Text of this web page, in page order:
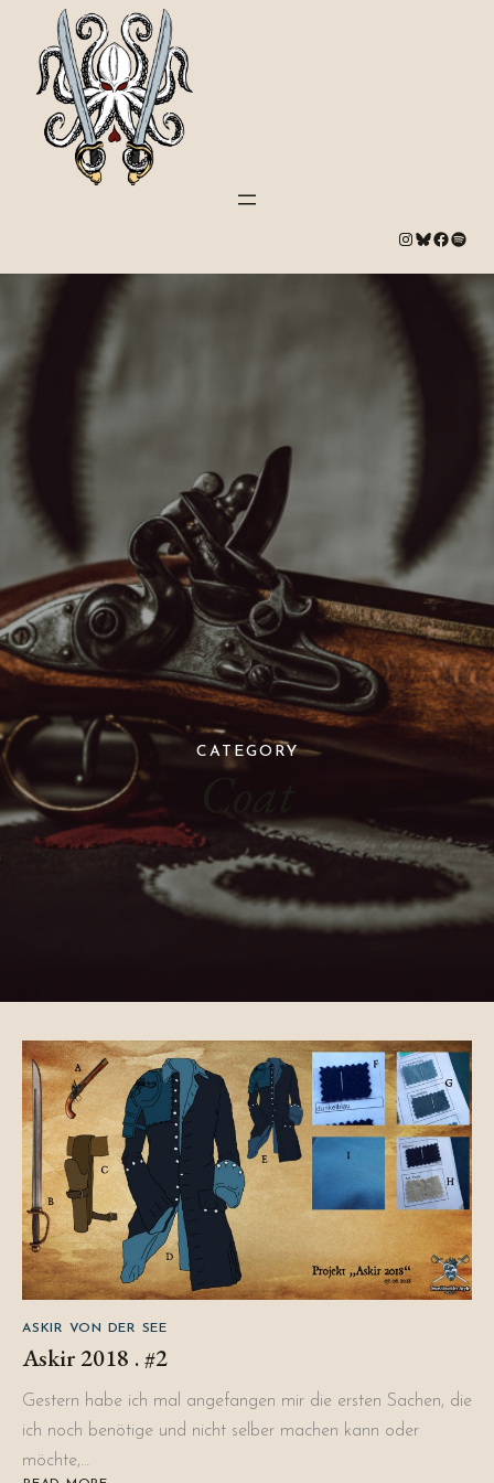
# Bluesky # Spotify
CATEGORY
ASKIR VON DER SEE
Askir 2018 . #2
Gestern habe ich mal angefangen mir die ersten Sachen, die
ich noch benötige und nicht selber machen kann oder
möchte,…